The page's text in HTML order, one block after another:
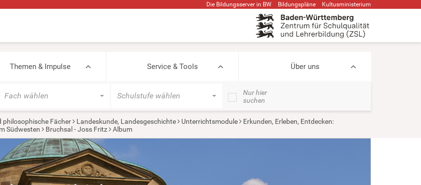
Die Bildungsserver in BW Bildungspläne Kultusministerium
Themen & Impulse Service & Tools Über uns
Fach wählen Schulstufe wählen
Nur hier
suchen
Fächer Landeskunde, Landesgeschichte Unterrichtsmodule
Erkunden, Erleben, Entdecken:
Südwesten Bruchsal - Joss Fritz Album